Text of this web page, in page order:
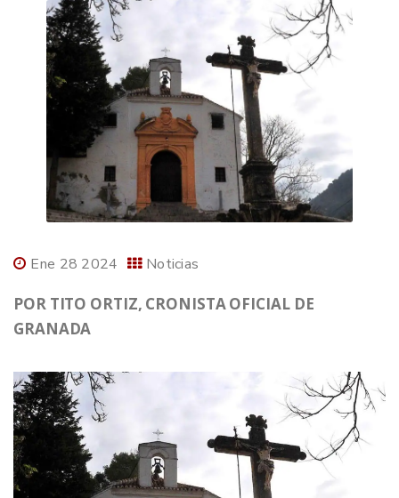
Ene 28 2024 Noticias
POR TITO ORTIZ, CRONISTA OFICIAL DE
GRANADA